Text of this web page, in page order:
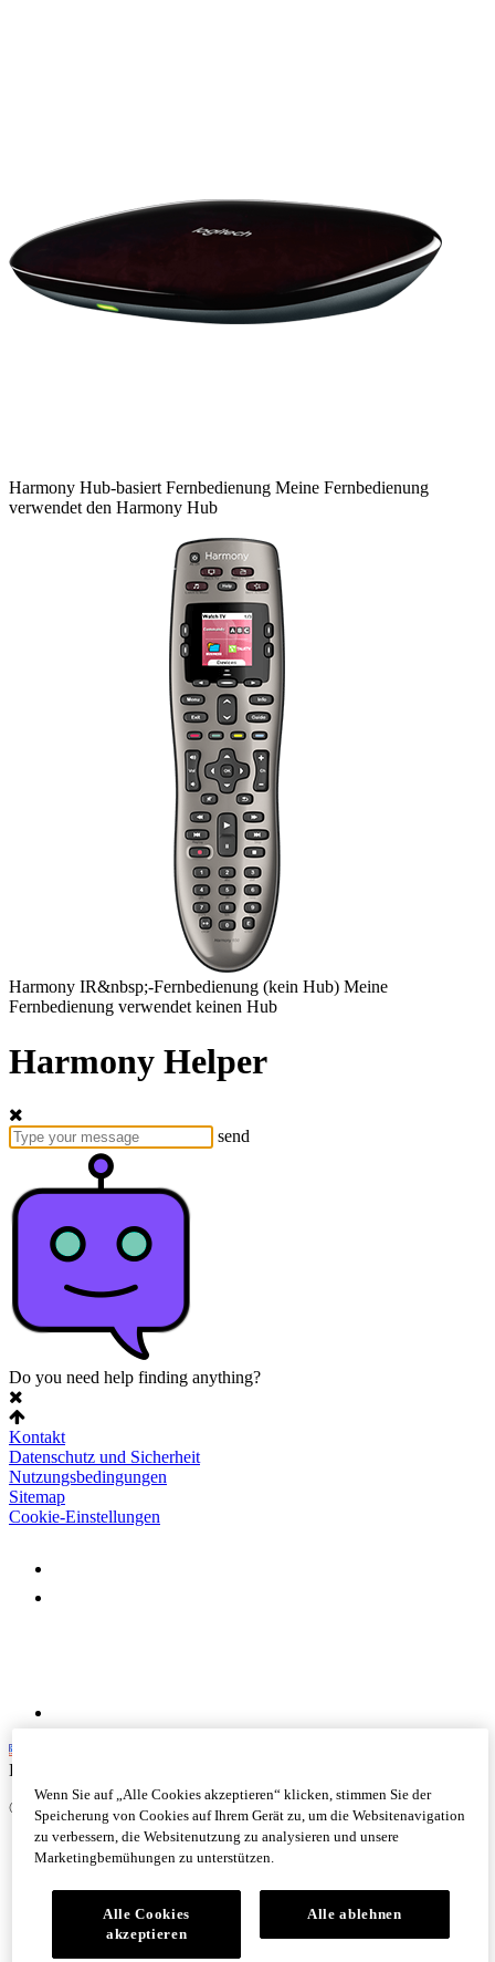
Harmony Hub-basiert Fernbedienung Meine Fernbedienung
verwendet den Harmony Hub
Harmony IR&nbsp;-Fernbedienung (kein Hub) Meine
Fernbedienung verwendet keinen Hub
Harmony Helper
send
Do you need help finding anything?
Kontakt
Datenschutz und Sicherheit
Nutzungsbedingungen
Sitemap
Cookie-Einstellungen
English
©
Logitech. Alle Rechte vorbehalten
Wenn Sie auf „Alle Cookies akzeptieren“ klicken, stimmen Sie der
Speicherung von Cookies auf Ihrem Gerät zu, um die Websitenavigation
zu verbessern, die Websitenutzung zu analysieren und unsere
Marketingbemühungen zu unterstützen.
Alle Cookies
akzeptieren
Alle ablehnen